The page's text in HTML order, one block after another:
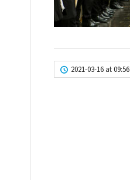
2021-03-16 at 09:56